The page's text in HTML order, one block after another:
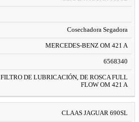
Cosechadora Segadora
MERCEDES-BENZ OM 421 A
6568340
FILTRO DE LUBRICACIÓN, DE ROSCA FULL
FLOW OM 421 A
CLAAS JAGUAR 690SL